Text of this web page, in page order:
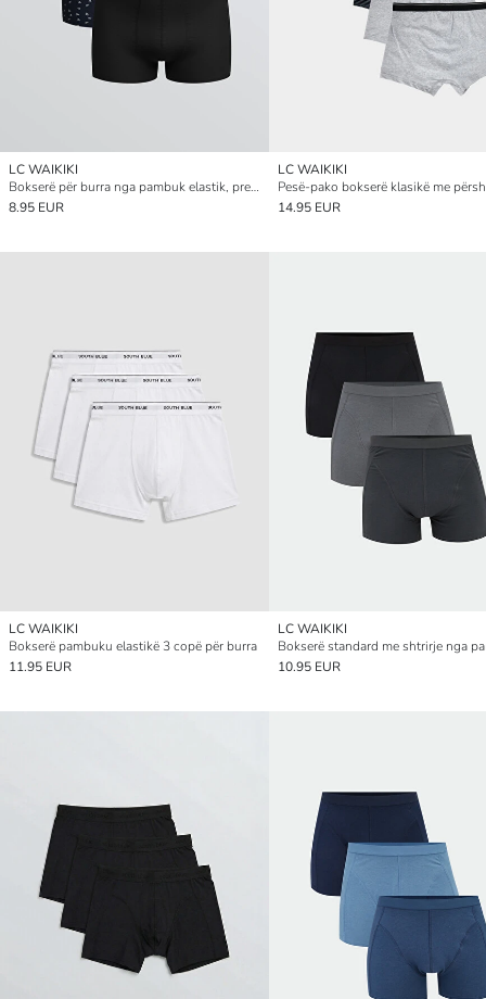
LC WAIKIKI
Bokserë për burra nga pambuk elastik, prerje klasike, paketim me tre copë
8.95 EUR
LC WAIKIKI
14.95 EUR
LC WAIKIKI
Bokserë pambuku elastikë 3 copë për burra
11.95 EUR
LC WAIKIKI
10.95 EUR